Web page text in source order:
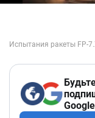
Google